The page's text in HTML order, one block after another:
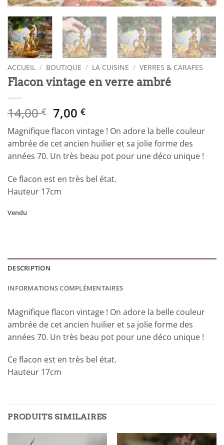
ACCUEIL / BOUTIQUE / LA CUISINE / VERRES & CARAFES
Flacon vintage en verre ambré
14,00€ Le
prix
initial
était :
14,00 €.
7,00€Le
prix
actuel
est :
7,00 €.
Magnifique flacon vintage ! On adore la belle couleur
ambrée de cet ancien huilier et sa jolie forme des
années 70. Un très beau pot pour une déco unique !
Ce flacon est en très bel état.
Hauteur 17cm
Vendu
DESCRIPTION
INFORMATIONS COMPLÉMENTAIRES
Magnifique flacon vintage ! On adore la belle couleur
ambrée de cet ancien huilier et sa jolie forme des
années 70. Un très beau pot pour une déco unique !
Ce flacon est en très bel état.
Hauteur 17cm
PRODUITS SIMILAIRES